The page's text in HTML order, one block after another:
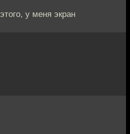
у меня экран